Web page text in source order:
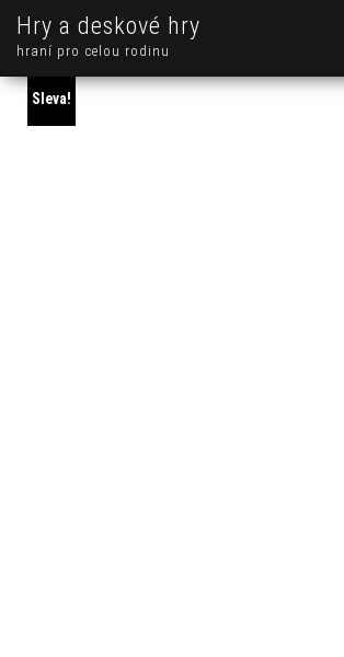
Hry a deskové hry
hraní pro celou rodinu
Sleva!